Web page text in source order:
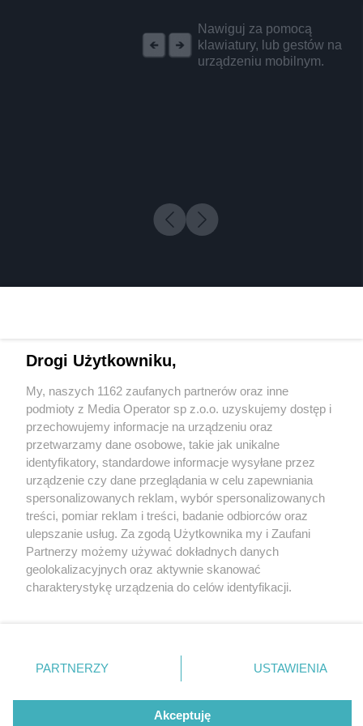
Nawiguj za pomocą
klawiatury, lub gestów na
urządzeniu mobilnym.
1 / 0
Wydawca mediów lokalnych
Nie zapomnij
zapoznać się z:
polityką prywatności regulamin korzystania z portali
Twojemiasto
Piekary Śląskie
Chorzów
Tarnowskie Góry
Gliwice
Skontakuj sięz nami
Kontakt
Wydawca
Redakcja
Drogi Użytkowniku,
My, naszych 1162 zaufanych partnerów oraz inne
podmioty z Media Operator sp z.o.o. uzyskujemy dostęp i
przechowujemy informacje na urządzeniu oraz
przetwarzamy dane osobowe, takie jak unikalne
identyfikatory, standardowe informacje wysyłane przez
urządzenie czy dane przeglądania w celu zapewniania
spersonalizowanych reklam, wybór spersonalizowanych
treści, pomiar reklam i treści, badanie odbiorców oraz
ulepszanie usług. Za zgodą Użytkownika my i Zaufani
Partnerzy możemy używać dokładnych danych
geolokalizacyjnych oraz aktywnie skanować
charakterystykę urządzenia do celów identyfikacji.
zmienić/wycofać klikając przycisk ustawień prywatności
znajdujący się w lewym dolnym rogu strony
rodzaje przetwarzania danych nie wymagają zgody
użytkownika, ale masz prawo sprzeciwić się takiemu
PARTNERZY USTAWIENIA
Akceptuję